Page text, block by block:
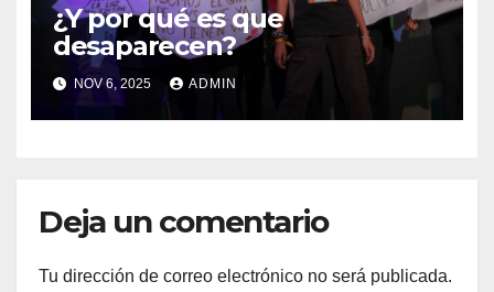
¿Y por qué es que
desaparecen?
NOV 6, 2025 ADMIN
Deja un comentario
Tu dirección de correo electrónico no será publicada.